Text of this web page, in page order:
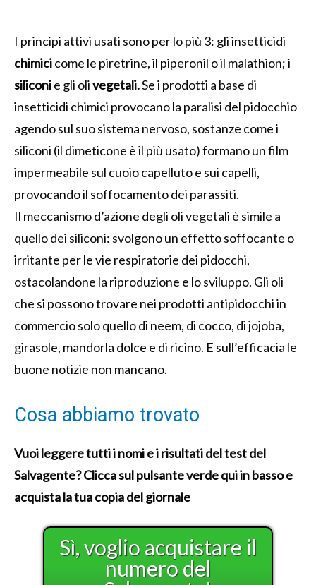
I principi attivi usati sono per lo più 3: gli insetticidi
chimicicome le piretrine, il piperonil o il malathion; i
siliconie gli olivegetali.Se i prodotti a base di
insetticidi chimici provocano la paralisi del pidocchio
agendo sul suo sistema nervoso, sostanze come i
siliconi (il dimeticone è il più usato) formano un film
impermeabile sul cuoio capelluto e sui capelli,
provocando il soffocamento dei parassiti.
Il meccanismo d’azione degli oli vegetali è simile a
quello dei siliconi: svolgono un effetto soffocante o
irritante per le vie respiratorie dei pidocchi,
ostacolandone la riproduzione e lo sviluppo. Gli oli
che si possono trovare nei prodotti antipidocchi in
commercio solo quello di neem, di cocco, di jojoba,
girasole, mandorla dolce e di ricino. E sull’efficacia le
buone notizie non mancano.
Cosa abbiamo trovato
Vuoi leggere tutti i nomi e i risultati del test del
Salvagente? Clicca sul pulsante verde qui in basso e
acquista la tua copia del giornale
Sì, voglio acquistare il
numero del